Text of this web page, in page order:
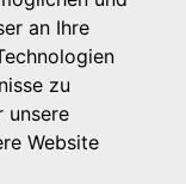
an Ihre
zu
unsere
Website